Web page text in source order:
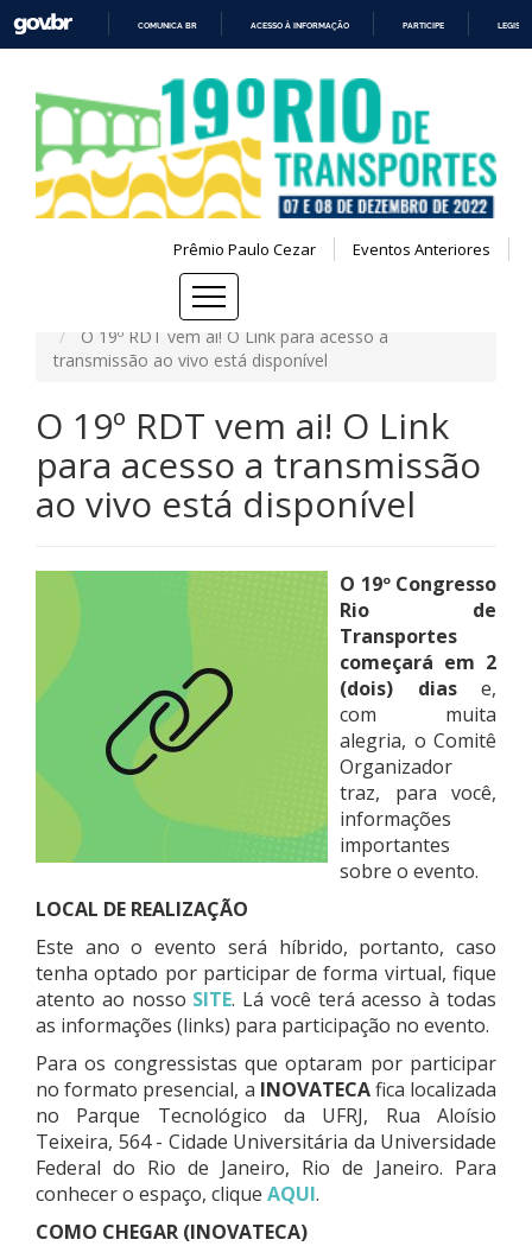
CONTEÚDO
COMUNICA BR ACESSO À INFORMAÇÃO PARTICIPE
Prêmio Paulo Cezar Eventos Anteriores
Página Principal
O 19º RDT vem ai! O Link para acesso a
transmissão ao vivo está disponível
O 19º RDT vem ai! O Link
para acesso a transmissão
ao vivo está disponível
O 19º Congresso
Rio de
Transportes
começará em 2
(dois) diase,
com muita
alegria, o Comitê
Organizador
traz, para você,
informações
importantes
sobre o evento.
LOCAL DE REALIZAÇÃO
Este ano o evento será híbrido, portanto, caso
tenha optado por participar de forma virtual, fique
atento ao nosso SITE. Lá você terá acesso à todas
as informações (links) para participação no evento.
Para os congressistas que optaram por participar
no formato presencial, a INOVATECAfica localizada
no Parque Tecnológico da UFRJ, Rua Aloísio
Teixeira, 564 - Cidade Universitária da Universidade
Federal do Rio de Janeiro, Rio de Janeiro. Para
conhecer o espaço, clique AQUI.
COMO CHEGAR (INOVATECA)